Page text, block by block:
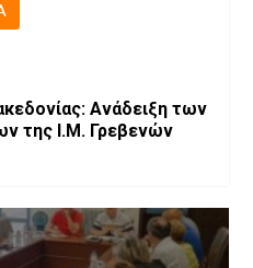
Ανάδειξη των